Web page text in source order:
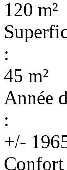
120 m²
:
45 m²
Année
:
+/-
Confort